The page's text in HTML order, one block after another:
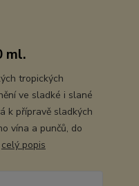
ml.
tropických
ve sladké i slané
k přípravě sladkých
vína a punčů, do
celý popis